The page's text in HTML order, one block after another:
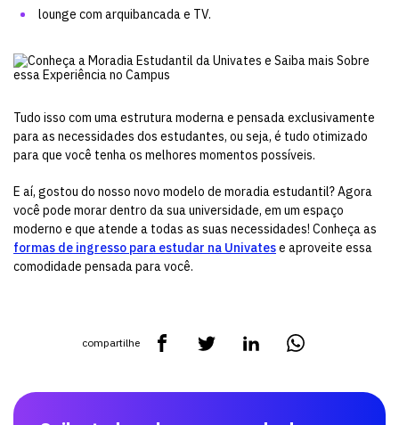
lounge com arquibancada e TV.
Tudo isso com uma estrutura moderna e pensada exclusivamente
para as necessidades dos estudantes, ou seja, é tudo otimizado
para que você tenha os melhores momentos possíveis.
E aí, gostou do nosso novo modelo de moradia estudantil? Agora
você pode morar dentro da sua universidade, em um espaço
moderno e que atende a todas as suas necessidades! Conheça as
formas de ingresso para estudar na Univatese aproveite essa
comodidade pensada para você.
compartilhe